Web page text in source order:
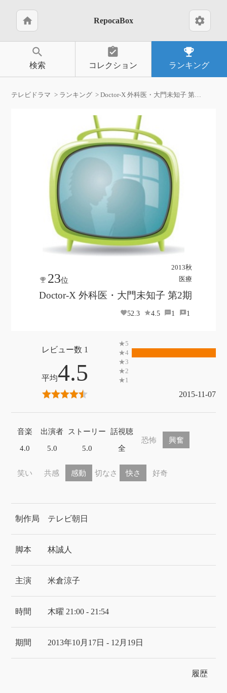
home RepocaBox settings
search
検索
assignment_turned_in
コレクション
emoji_events
ランキング
テレビドラマ ランキング
2013秋
医療
23位
Doctor-X 外科医・大門未知子 第2期
52.3 4.5 1 1
1
4.5
2015-11-07
音楽
4.0
出演者
5.0
ストーリー
5.0
話視聴
全
恐怖 興奮
笑い 共感 感動 切なさ 快さ 好奇
制作局 テレビ朝日
脚本 林誠人
主演 米倉涼子
時間 木曜 21:00 - 21:54
期間 2013年10月17日 - 12月19日
履歴